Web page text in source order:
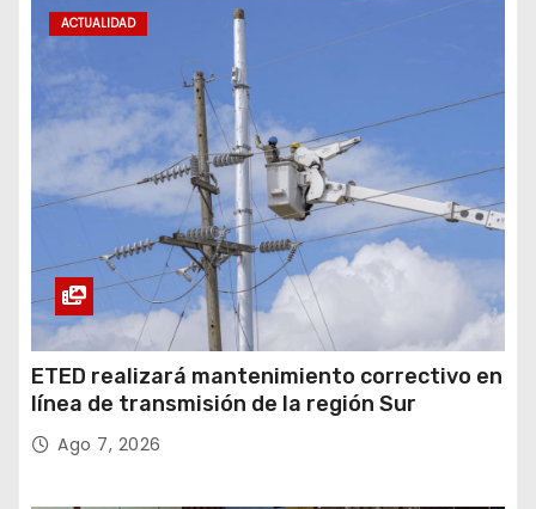
ACTUALIDAD
ETED realizará mantenimiento correctivo en
línea de transmisión de la región Sur
Ago 7, 2026